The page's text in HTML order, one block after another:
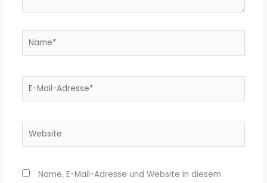
Name*
E-
Website
Name, E-Mail-Adresse und Website in diesem